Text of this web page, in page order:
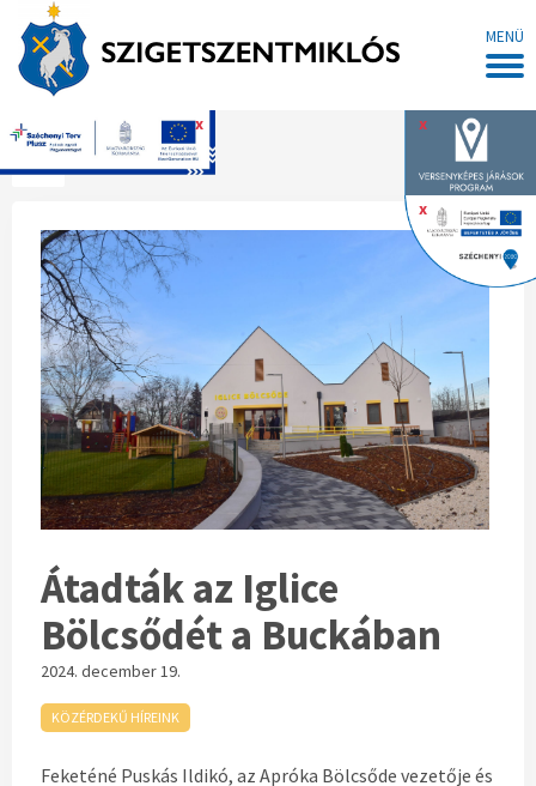
MENÜ
x
x
x
Főoldal
Átadták az Iglice
Bölcsődét a Buckában
2024. december 19.
KÖZÉRDEKŰ HÍREINK
Feketéné Puskás Ildikó, az Apróka Bölcsőde vezetője és